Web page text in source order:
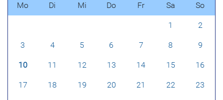
Mo Di Mi Do Fr Sa So
1 2
3 4 5 6 7 8 9
10 11 12 13 14 15 16
17 18 19 20 21 22 23